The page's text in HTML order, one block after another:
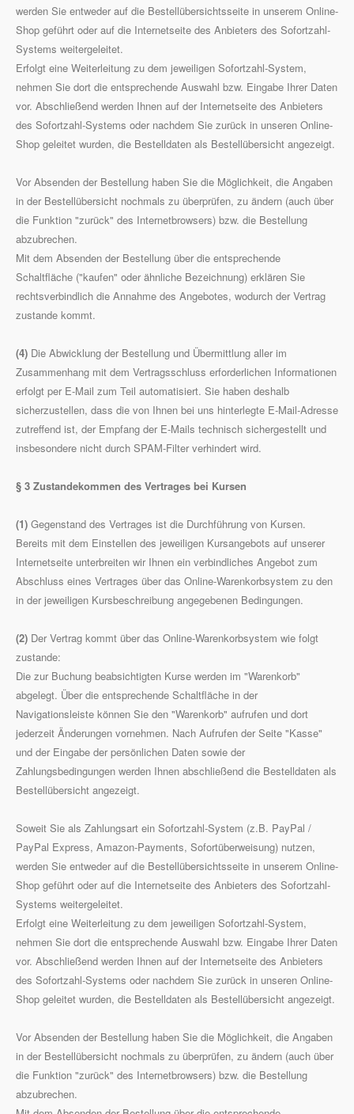
werden Sie entweder auf die Bestellübersichtsseite in unserem Online-
Shop geführt oder auf die Internetseite des Anbieters des Sofortzahl-
Systems weitergeleitet.
Erfolgt eine Weiterleitung zu dem jeweiligen Sofortzahl-System,
nehmen Sie dort die entsprechende Auswahl bzw. Eingabe Ihrer Daten
vor. Abschließend werden Ihnen auf der Internetseite des Anbieters
des Sofortzahl-Systems oder nachdem Sie zurück in unseren Online-
Shop geleitet wurden, die Bestelldaten als Bestellübersicht angezeigt.
Vor Absenden der Bestellung haben Sie die Möglichkeit, die Angaben
in der Bestellübersicht nochmals zu überprüfen, zu ändern (auch über
die Funktion "zurück" des Internetbrowsers) bzw. die Bestellung
abzubrechen.
Mit dem Absenden der Bestellung über die entsprechende
Schaltfläche ("kaufen" oder ähnliche Bezeichnung) erklären Sie
rechtsverbindlich die Annahme des Angebotes, wodurch der Vertrag
zustande kommt.
(4) Die Abwicklung der Bestellung und Übermittlung aller im
Zusammenhang mit dem Vertragsschluss erforderlichen Informationen
erfolgt per E-Mail zum Teil automatisiert. Sie haben deshalb
sicherzustellen, dass die von Ihnen bei uns hinterlegte E-Mail-Adresse
zutreffend ist, der Empfang der E-Mails technisch sichergestellt und
insbesondere nicht durch SPAM-Filter verhindert wird.
§ 3 Zustandekommen des Vertrages bei Kursen
(1) Gegenstand des Vertrages ist die Durchführung von Kursen.
Bereits mit dem Einstellen des jeweiligen Kursangebots auf unserer
Internetseite unterbreiten wir Ihnen ein verbindliches Angebot zum
Abschluss eines Vertrages über das Online-Warenkorbsystem zu den
in der jeweiligen Kursbeschreibung angegebenen Bedingungen.
(2) Der Vertrag kommt über das Online-Warenkorbsystem wie folgt
zustande:
Die zur Buchung beabsichtigten Kurse werden im "Warenkorb"
abgelegt. Über die entsprechende Schaltfläche in der
Navigationsleiste können Sie den "Warenkorb" aufrufen und dort
jederzeit Änderungen vornehmen. Nach Aufrufen der Seite "Kasse"
und der Eingabe der persönlichen Daten sowie der
Zahlungsbedingungen werden Ihnen abschließend die Bestelldaten als
Bestellübersicht angezeigt.
Soweit Sie als Zahlungsart ein Sofortzahl-System (z.B. PayPal /
PayPal Express, Amazon-Payments, Sofortüberweisung) nutzen,
werden Sie entweder auf die Bestellübersichtsseite in unserem Online-
Shop geführt oder auf die Internetseite des Anbieters des Sofortzahl-
Systems weitergeleitet.
Erfolgt eine Weiterleitung zu dem jeweiligen Sofortzahl-System,
nehmen Sie dort die entsprechende Auswahl bzw. Eingabe Ihrer Daten
vor. Abschließend werden Ihnen auf der Internetseite des Anbieters
des Sofortzahl-Systems oder nachdem Sie zurück in unseren Online-
Shop geleitet wurden, die Bestelldaten als Bestellübersicht angezeigt.
Vor Absenden der Bestellung haben Sie die Möglichkeit, die Angaben
in der Bestellübersicht nochmals zu überprüfen, zu ändern (auch über
die Funktion "zurück" des Internetbrowsers) bzw. die Bestellung
abzubrechen.